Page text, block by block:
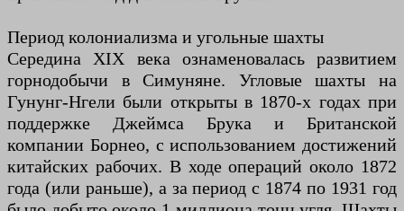
Период колониализма и угольные шахты
Середина XIX века ознаменовалась развитием
горнодобычи в Симуняне. Угловые шахты на
Гунунг-Нгели были открыты в 1870-х годах при
поддержке Джеймса Брука и Британской
компании Борнео, с использованием достижений
китайских рабочих. В ходе операций около 1872
года (или раньше), а за период с 1874 по 1931 год